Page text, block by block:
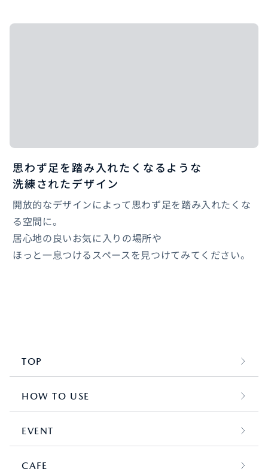
思わず足を踏み入れたくなるような
洗練されたデザイン
開放的なデザインによって思わず足を踏み入れたくな
る空間に。
居心地の良いお気に入りの場所や
ほっと一息つけるスペースを見つけてみてください。
TOP
HOW TO USE
EVENT
CAFE